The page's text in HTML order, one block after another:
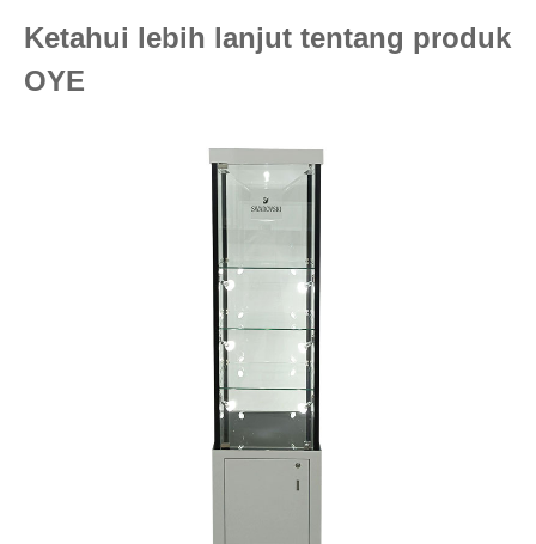
Ketahui lebih lanjut tentang produk
OYE